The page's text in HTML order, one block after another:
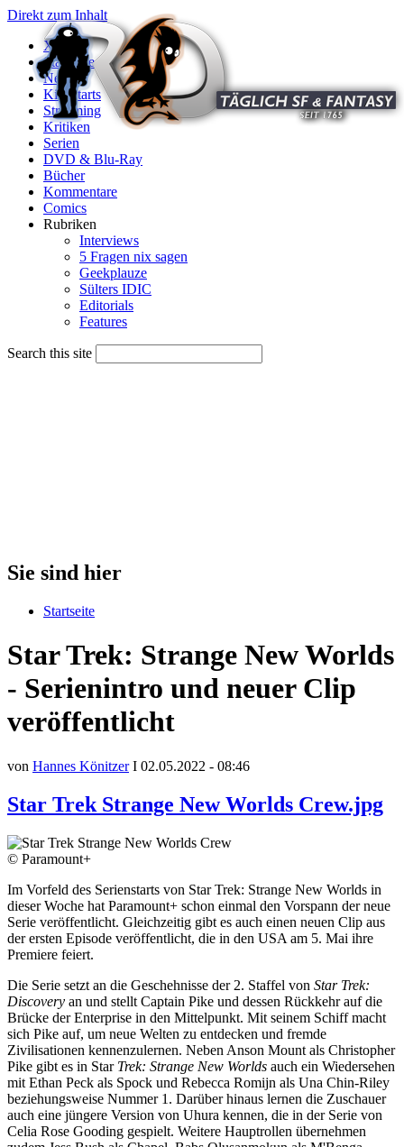
Direkt zum Inhalt
X
Startseite
News
Kinostarts
Streaming
Kritiken
Serien
DVD & Blu-Ray
Bücher
Kommentare
Comics
Rubriken
Interviews
5 Fragen nix sagen
Geekplauze
Sülters IDIC
Editorials
Features
Search this site
Sie sind hier
Startseite
Star Trek: Strange New Worlds
- Serienintro und neuer Clip
veröffentlicht
von Hannes KönitzerI 02.05.2022 - 08:46
Star Trek Strange New Worlds Crew.jpg
© Paramount+
Im Vorfeld des Serienstarts von Star Trek: Strange New Worlds in
dieser Woche hat Paramount+ schon einmal den Vorspann der neue
Serie veröffentlicht. Gleichzeitig gibt es auch einen neuen Clip aus
der ersten Episode veröffentlicht, die in den USA am 5. Mai ihre
Premiere feiert.
Die Serie setzt an die Geschehnisse der 2. Staffel von Star Trek:
Discovery an und stellt Captain Pike und dessen Rückkehr auf die
Brücke der Enterprise in den Mittelpunkt. Mit seinem Schiff macht
sich Pike auf, um neue Welten zu entdecken und fremde
Zivilisationen kennenzulernen. Neben Anson Mount als Christopher
Pike gibt es in Star Trek: Strange New Worlds auch ein Wiedersehen
mit Ethan Peck als Spock und Rebecca Romijn als Una Chin-Riley
beziehungsweise Nummer 1. Darüber hinaus lernen die Zuschauer
auch eine jüngere Version von Uhura kennen, die in der Serie von
Celia Rose Gooding gespielt. Weitere Hauptrollen übernehmen